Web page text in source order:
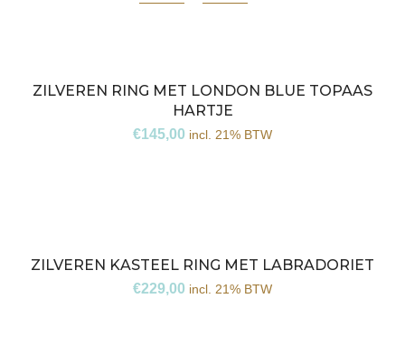
ZILVEREN RING MET LONDON BLUE TOPAAS
HARTJE
€145,00 incl. 21% BTW
ZILVEREN KASTEEL RING MET LABRADORIET
€229,00 incl. 21% BTW